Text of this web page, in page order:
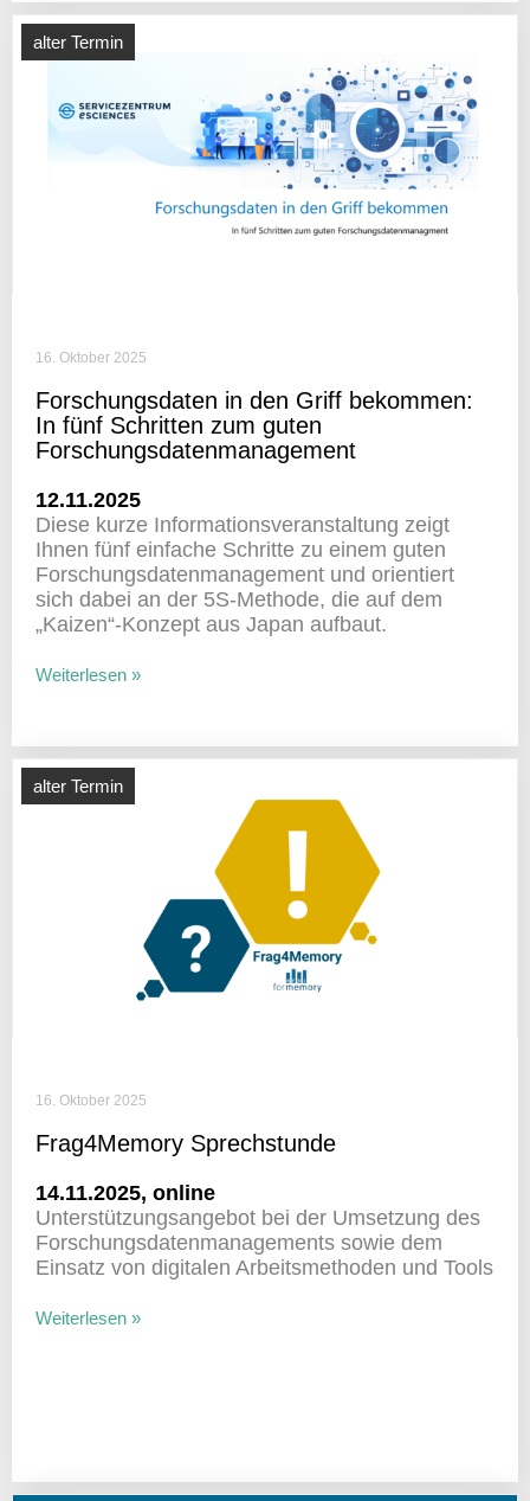
alter Termin
16. Oktober 2025
Forschungs­daten in den Griff bekommen:
In fünf Schritten zum guten
Forschungsdatenmanagement
12.11.2025
Diese kurze Infor­ma­ti­ons­ver­an­stal­tung zeigt
Ihnen fünf einfache Schritte zu einem guten
Forschungs­da­ten­ma­nage­ment und orien­tiert
sich dabei an der 5S-Methode, die auf dem
„Kaizen“-Konzept aus Japan aufbaut.
Weiterlesen »
alter Termin
16. Oktober 2025
Frag4Memory Sprech­stunde
14.11.2025, online
Unter­stüt­zungs­an­gebot bei der Umset­zung des
Forschungs­da­ten­ma­nage­ments sowie dem
Einsatz von digi­talen Arbeits­me­thoden und Tools
Weiterlesen »